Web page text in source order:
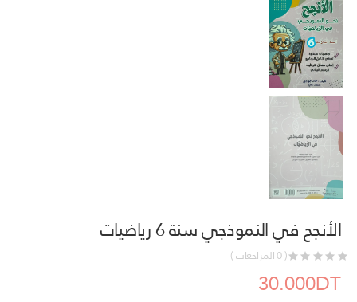
الأنجح في النموذجي سنة 6 رياضيات
( 0 المراجعات )
30.000DT